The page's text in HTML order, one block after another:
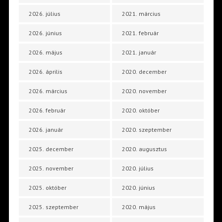
2026. július
2026. június
2026. május
2026. április
2026. március
2026. február
2026. január
2025. december
2025. november
2025. október
2025. szeptember
2021. március
2021. február
2021. január
2020. december
2020. november
2020. október
2020. szeptember
2020. augusztus
2020. július
2020. június
2020. május